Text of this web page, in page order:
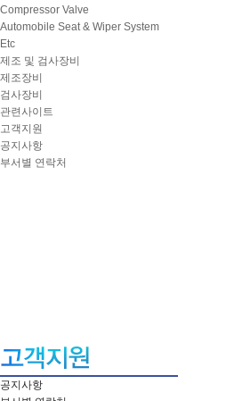
Compressor Valve
Automobile Seat & Wiper System
Etc
제조 및 검사장비
제조장비
검사장비
관련사이트
고객지원
공지사항
부서별 연락처
공지사항